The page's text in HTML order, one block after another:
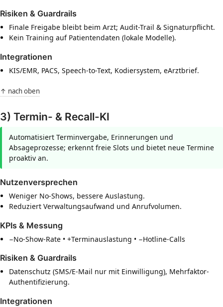
Risiken & Guardrails
Finale Freigabe bleibt beim Arzt; Audit-Trail & Signaturpflicht.
Kein Training auf Patientendaten (lokale Modelle).
Integrationen
KIS/EMR, PACS, Speech-to-Text, Kodiersystem, eArztbrief.
↑ nach oben
3) Termin- & Recall-KI
Automatisiert Terminvergabe, Erinnerungen und
Absageprozesse; erkennt freie Slots und bietet neue Termine
proaktiv an.
Nutzenversprechen
Weniger No-Shows, bessere Auslastung.
Reduziert Verwaltungsaufwand und Anrufvolumen.
KPIs & Messung
−No-Show-Rate • +Terminauslastung • −Hotline-Calls
Risiken & Guardrails
Datenschutz (SMS/E-Mail nur mit Einwilligung), Mehrfaktor-
Authentifizierung.
Integrationen